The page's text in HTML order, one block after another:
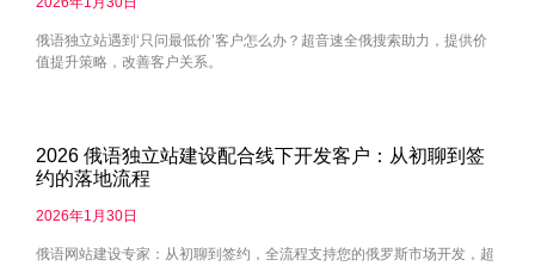
俄语独立站遇到‘只问最低价’客户怎么办？超音速全俄搜索助力，提供价
值提升策略，改善客户关系。
2026 俄语独立站建设配合线下开发客户：从初聊到签
约的落地流程
2026年1月30日
俄语网站建设专家：从初聊到签约，全流程支持您的俄罗斯市场开发，超